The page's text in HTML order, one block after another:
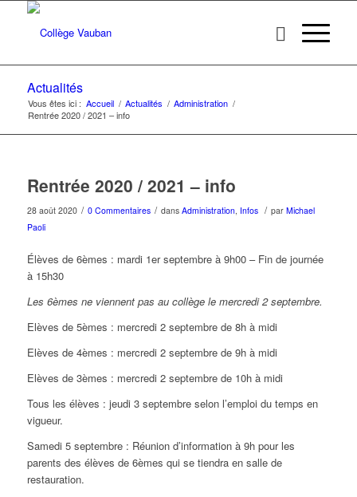
Actualités
Vous êtes ici : Accueil / Actualités / Administration /
Rentrée 2020 / 2021 – info
Rentrée 2020 / 2021 – info
28 août 2020 / 0 Commentaires / dans Administration, Infos / par Michael
Paoli
Élèves de 6èmes : mardi 1er septembre à 9h00 – Fin de journée
à 15h30
Les 6èmes ne viennent pas au collège le mercredi 2 septembre.
Elèves de 5èmes : mercredi 2 septembre de 8h à midi
Elèves de 4èmes : mercredi 2 septembre de 9h à midi
Elèves de 3èmes : mercredi 2 septembre de 10h à midi
Tous les élèves : jeudi 3 septembre selon l’emploi du temps en
vigueur.
Samedi 5 septembre : Réunion d’information à 9h pour les
parents des élèves de 6èmes qui se tiendra en salle de
restauration.